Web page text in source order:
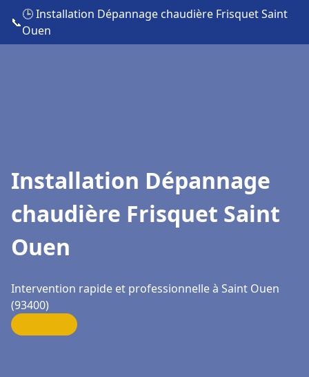
📞
🕒 Installation Dépannage chaudière Frisquet Saint
Ouen
Installation Dépannage
chaudière Frisquet Saint
Ouen
Intervention rapide et professionnelle à Saint Ouen
(93400)